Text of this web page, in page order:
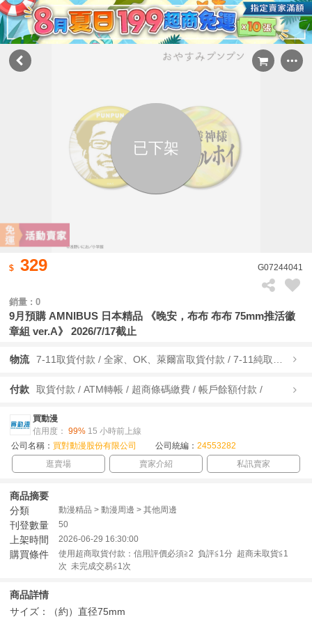
已下架
329 G07244041
銷量 : 0
9月預購 AMNIBUS 日本精品 《晚安，布布 布布 75mm推活徽
章組 ver.A》 2026/7/17截止
物流
付款 取貨付款 / ATM轉帳 / 超商條碼繳費 / 帳戶餘額付款 /
買動漫
信用度： 99% 15 小時前上線
公司名稱： 買對動漫股份有限公司 公司統編： 24553282
逛賣場
賣家介紹 私訊賣家
商品摘要
分類
動漫精品 > 動漫周邊 > 其他周邊
刊登數量 50
上架時間 2026-06-29 16:30:00
購買條件
使用超商取貨付款：信用評價必須≧2 負評≦1分 超商未取貨≦1
次 未完成交易≦1次
商品詳情
サイズ：（約）直径75mm